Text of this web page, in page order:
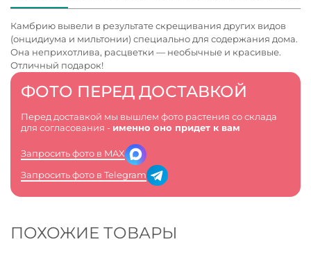
ФОТО ПЕРЕД ДОСТАВКОЙ
Перед доставкой мы вышлем фото растения со склада
для согласования - именно оно придет к вам
Запросить фото в MAX
Запросить фото в Telegram
Камбрию вывели в результате скрещивания других видов
(онцидиума и мильтонии) специально для содержания дома.
Она неприхотлива, расцветки — необычные и красивые.
Отличный подарок!
ПОХОЖИЕ ТОВАРЫ